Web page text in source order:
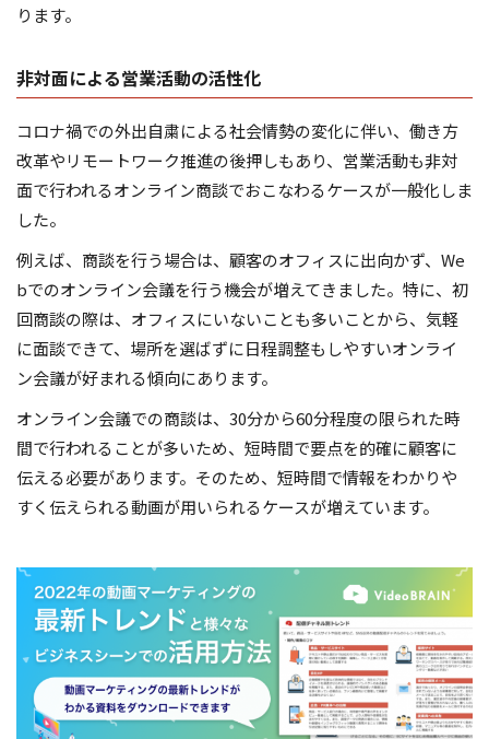
ります。
非対面による営業活動の活性化
コロナ禍での外出自粛による社会情勢の変化に伴い、働き方
改革やリモートワーク推進の後押しもあり、営業活動も非対
面で行われるオンライン商談でおこなわるケースが一般化しま
した。
例えば、商談を行う場合は、顧客のオフィスに出向かず、We
bでのオンライン会議を行う機会が増えてきました。特に、初
回商談の際は、オフィスにいないことも多いことから、気軽
に面談できて、場所を選ばずに日程調整もしやすいオンライ
ン会議が好まれる傾向にあります。
オンライン会議での商談は、30分から60分程度の限られた時
間で行われることが多いため、短時間で要点を的確に顧客に
伝える必要があります。そのため、短時間で情報をわかりや
すく伝えられる動画が用いられるケースが増えています。